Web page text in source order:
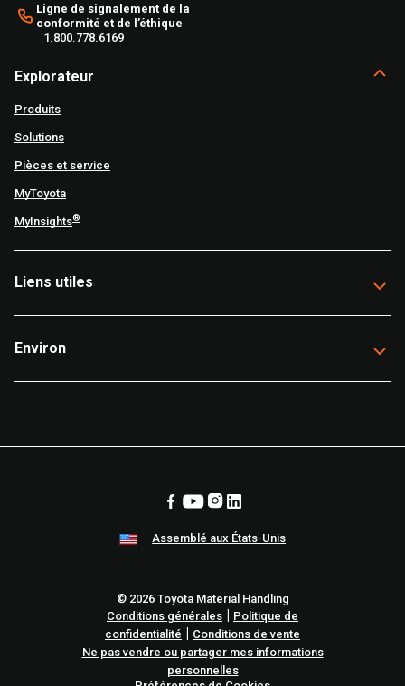
Ligne de signalement de la
conformité et de l’éthique
1.800.778.6169
Explorateur
Produits
Solutions
Pièces et service
MyToyota
MyInsights®
Liens utiles
Environ
Assemblé aux États-Unis
© 2026 Toyota Material Handling
Conditions générales | Politique de
confidentialité | Conditions de vente
Ne pas vendre ou partager mes informations
personnelles